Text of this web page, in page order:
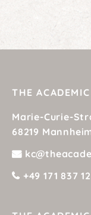
THE
Marie-Curie-
68219
+49 171 837